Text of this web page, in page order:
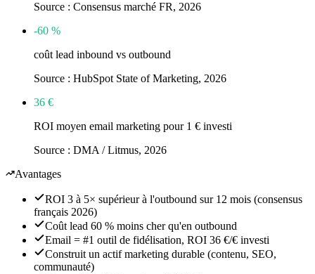
Source : Consensus marché FR, 2026
-60 %
coût lead inbound vs outbound
Source : HubSpot State of Marketing, 2026
36 €
ROI moyen email marketing pour 1 € investi
Source : DMA / Litmus, 2026
Avantages
ROI 3 à 5× supérieur à l'outbound sur 12 mois (consensus
français 2026)
Coût lead 60 % moins cher qu'en outbound
Email = #1 outil de fidélisation, ROI 36 €/€ investi
Construit un actif marketing durable (contenu, SEO,
communauté)